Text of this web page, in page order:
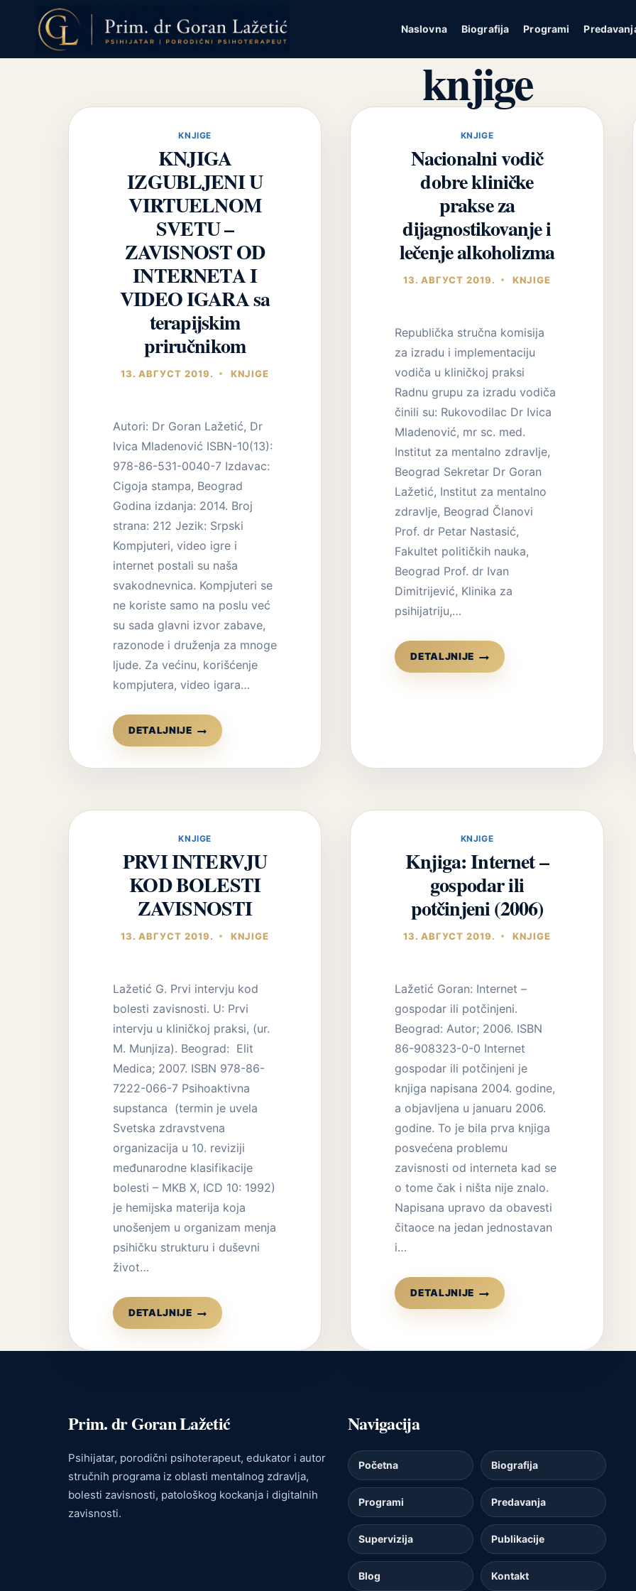
Naslovna Biografija Programi
knjige
KNJIGE
KNJIGA
IZGUBLJENI U
VIRTUELNOM
SVETU –
ZAVISNOST OD
INTERNETA I
VIDEO IGARA sa
terapijskim
priručnikom
13. АВГУСТ 2019. KNJIGE
Autori: Dr Goran Lažetić, Dr
Ivica Mladenović ISBN-10(13):
978-86-531-0040-7 Izdavac:
Cigoja stampa, Beograd
Godina izdanja: 2014. Broj
strana: 212 Jezik: Srpski
Kompjuteri, video igre i
internet postali su naša
svakodnevnica. Kompjuteri se
ne koriste samo na poslu već
su sada glavni izvor zabave,
razonode i druženja za mnoge
ljude. Za većinu, korišćenje
kompjutera, video igara…
DETALJNIJE
KNJIGA
IZGUBLJENI
I
VIDEO
IGARA
SA
PRIRUČNIKOM
KNJIGE
Nacionalni vodič
dobre kliničke
prakse za
dijagnostikovanje i
lečenje alkoholizma
13. АВГУСТ 2019. KNJIGE
Republička stručna komisija
za izradu i implementaciju
vodiča u kliničkoj praksi
Radnu grupu za izradu vodiča
činili su: Rukovodilac Dr Ivica
Mladenović, mr sc. med.
Institut za mentalno zdravlje,
Beograd Sekretar Dr Goran
Lažetić, Institut za mentalno
zdravlje, Beograd Članovi
Prof. dr Petar Nastasić,
Fakultet političkih nauka,
Beograd Prof. dr Ivan
Dimitrijević, Klinika za
psihijatriju,…
DETALJNIJE
NACIONALNI
VODIČ
KNJIGE
PRVI INTERVJU
KOD BOLESTI
ZAVISNOSTI
13. АВГУСТ 2019. KNJIGE
Lažetić G. Prvi intervju kod
bolesti zavisnosti. U: Prvi
intervju u kliničkoj praksi, (ur.
M. Munjiza). Beograd: Elit
Medica; 2007. ISBN 978-86-
7222-066-7 Psihoaktivna
supstanca (termin je uvela
Svetska zdravstvena
organizacija u 10. reviziji
međunarodne klasifikacije
bolesti – MKB X, ICD 10: 1992)
je hemijska materija koja
unošenjem u organizam menja
psihičku strukturu i duševni
život…
DETALJNIJE
PRVI
INTERVJU
KNJIGE
Knjiga: Internet –
gospodar ili
potčinjeni (2006)
13. АВГУСТ 2019. KNJIGE
Lažetić Goran: Internet –
gospodar ili potčinjeni.
Beograd: Autor; 2006. ISBN
86-908323-0-0 Internet
gospodar ili potčinjeni je
knjiga napisana 2004. godine,
a objavljena u januaru 2006.
godine. To je bila prva knjiga
posvećena problemu
zavisnosti od interneta kad se
o tome čak i ništa nije znalo.
Napisana upravo da obavesti
čitaoce na jedan jednostavan
i…
DETALJNIJE
KNJIGA:
INTERNET
ILI
Prim. dr Goran Lažetić
Psihijatar, porodični psihoterapeut, edukator i autor
stručnih programa iz oblasti mentalnog zdravlja,
bolesti zavisnosti, patološkog kockanja i digitalnih
zavisnosti.
Navigacija
Početna Biografija
Programi Predavanja
Supervizija Publikacije
Blog Kontakt